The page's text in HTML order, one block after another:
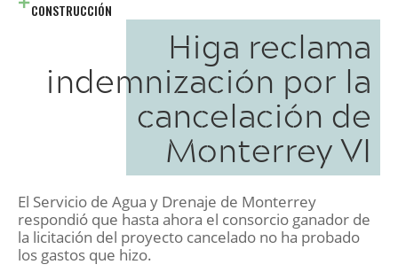
CONSTRUCCIÓN
Higa reclama
indemnización por la
cancelación de
Monterrey VI
El Servicio de Agua y Drenaje de Monterrey
respondió que hasta ahora el consorcio ganador de
la licitación del proyecto cancelado no ha probado
los gastos que hizo.